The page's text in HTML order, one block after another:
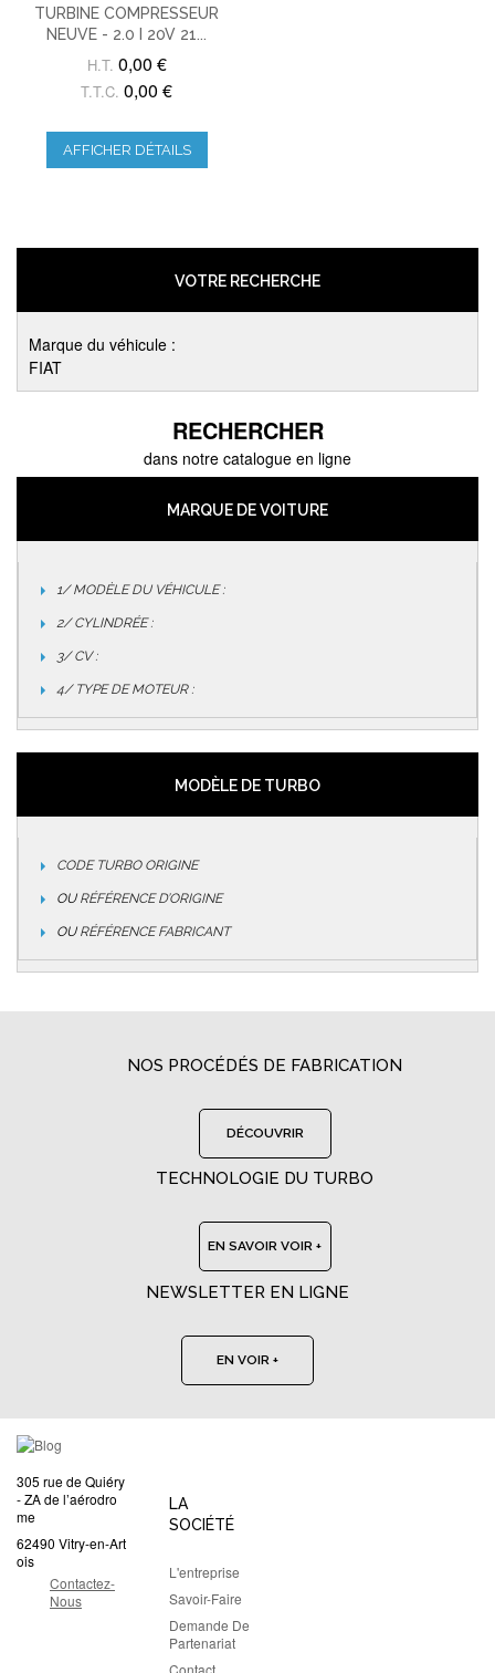
TURBINE COMPRESSEUR
NEUVE - 2.0 I 20V 21...
H.T. 0,00 €
T.T.C. 0,00 €
AFFICHER DÉTAILS
VOTRE RECHERCHE
Marque du véhicule :
FIAT
RECHERCHER
dans notre catalogue en ligne
MARQUE DE VOITURE
1/ MODÈLE DU VÉHICULE :
2/ CYLINDRÉE :
3/ CV :
4/ TYPE DE MOTEUR :
MODÈLE DE TURBO
CODE TURBO ORIGINE
OURÉFÉRENCE D’ORIGINE
OURÉFÉRENCE FABRICANT
NOS PROCÉDÉS DE FABRICATION
DÉCOUVRIR
TECHNOLOGIE DU TURBO
EN SAVOIR VOIR +
NEWSLETTER EN LIGNE
EN VOIR +
305 rue de Quiéry
- ZA de l’aérodro
me
62490 Vitry-en-Art
ois
Contactez-
Nous
LA
SOCIÉTÉ
L'entreprise
Savoir-Faire
Demande De
Partenariat
Contact